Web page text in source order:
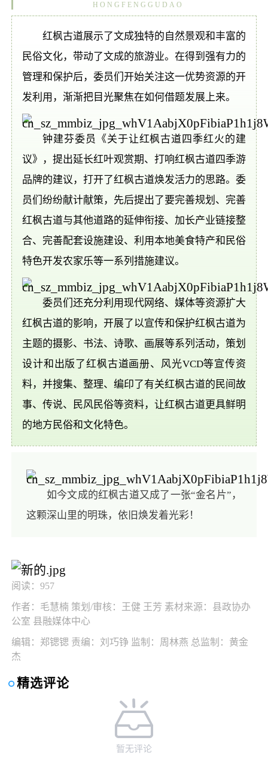
HONGFENGGUDAO
红枫古道展示了文成独特的自然景观和丰富的
民俗文化，带动了文成的旅游业。在得到强有力的
管理和保护后，委员们开始关注这一优势资源的开
发利用，渐渐把目光聚焦在如何借题发展上来。
钟建芬委员《关于让红枫古道四季红火的建
议》，提出延长红叶观赏期、打响红枫古道四季游
品牌的建议，打开了红枫古道焕发活力的思路。委
员们纷纷献计献策，先后提出了要完善规划、完善
红枫古道与其他道路的延伸衔接、加长产业链接整
合、完善配套设施建设、利用本地美食特产和民俗
特色开发农家乐等一系列措施建议。
委员们还充分利用现代网络、媒体等资源扩大
红枫古道的影响，开展了以宣传和保护红枫古道为
主题的摄影、书法、诗歌、画展等系列活动，策划
设计和出版了红枫古道画册、风光VCD等宣传资
料，并搜集、整理、编印了有关红枫古道的民间故
事、传说、民风民俗等资料，让红枫古道更具鲜明
的地方民俗和文化特色。
如今文成的红枫古道又成了一张“金名片”，
这颗深山里的明珠，依旧焕发着光彩！
阅读：957
作者：毛慧楠 策划/审核：王健 王芳 素材来源：县政协办
公室 县融媒体中心
编辑：郑锶锶 责编：刘巧铮 监制：周林燕 总监制：黄金
杰
精选评论
暂无评论